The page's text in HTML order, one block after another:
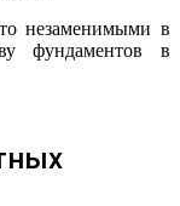
незаменимыми в
фундаментов в